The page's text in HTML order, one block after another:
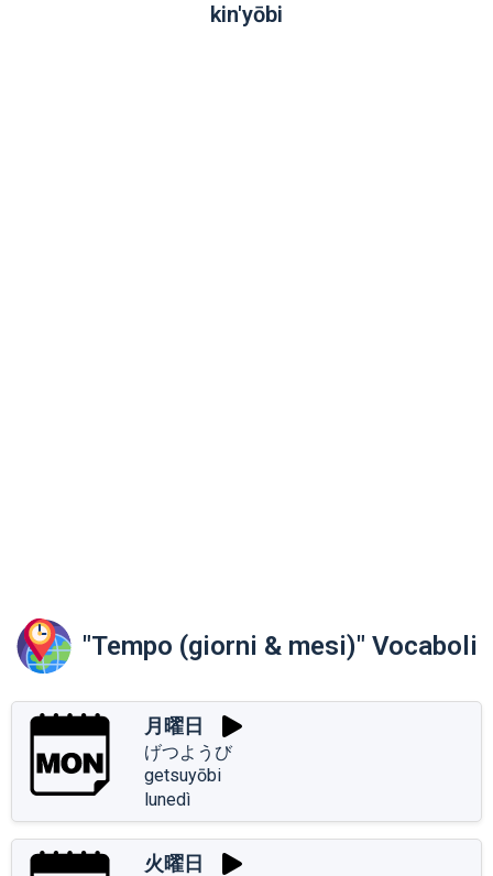
kin'yōbi
"Tempo (giorni & mesi)" Vocaboli
月曜日
げつようび
getsuyōbi
lunedì
火曜日